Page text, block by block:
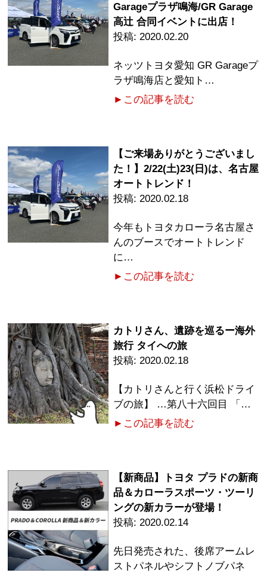
Garageプラザ鳴海/GR Garage
高辻 合同イベントに出店！
2020.02.20
ネッツトヨタ愛知 GR Garageプ
ラザ鳴海店と愛知ト…
►この記事を読む
【ご来場ありがとうございまし
た！】2/22(土)23(日)は、名古屋
オートトレンド！
2020.02.18
今年もトヨタカローラ名古屋さ
んのブースでオートトレンド
に…
►この記事を読む
カトリさん、遺跡を巡るー海外
旅行 タイへの旅
2020.02.18
【カトリさんと行く浜松ドライ
ブの旅】 …第八十六回目 「…
►この記事を読む
【新商品】トヨタ プラドの新商
品＆カローラスポーツ・ツーリ
ングの新カラーが登場！
2020.02.14
先日発売された、後席アームレ
ストパネルやシフトノブパネ